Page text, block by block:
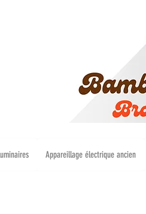
Appareillage électrique ancien